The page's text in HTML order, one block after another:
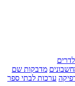
מדבקות שם
ערכות לבתי ספר